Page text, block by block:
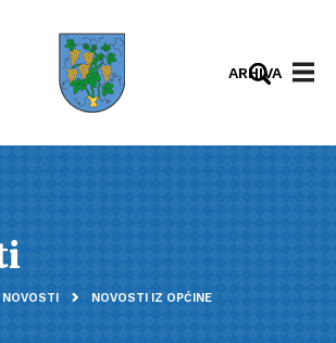
ARHIVA
NOVOSTI NOVOSTI IZ OPĆINE